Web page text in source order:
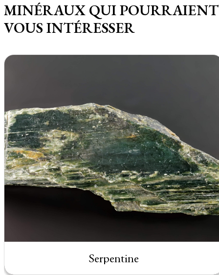
MINÉRAUX QUI POURRAIENT
VOUS INTÉRESSER
Serpentine